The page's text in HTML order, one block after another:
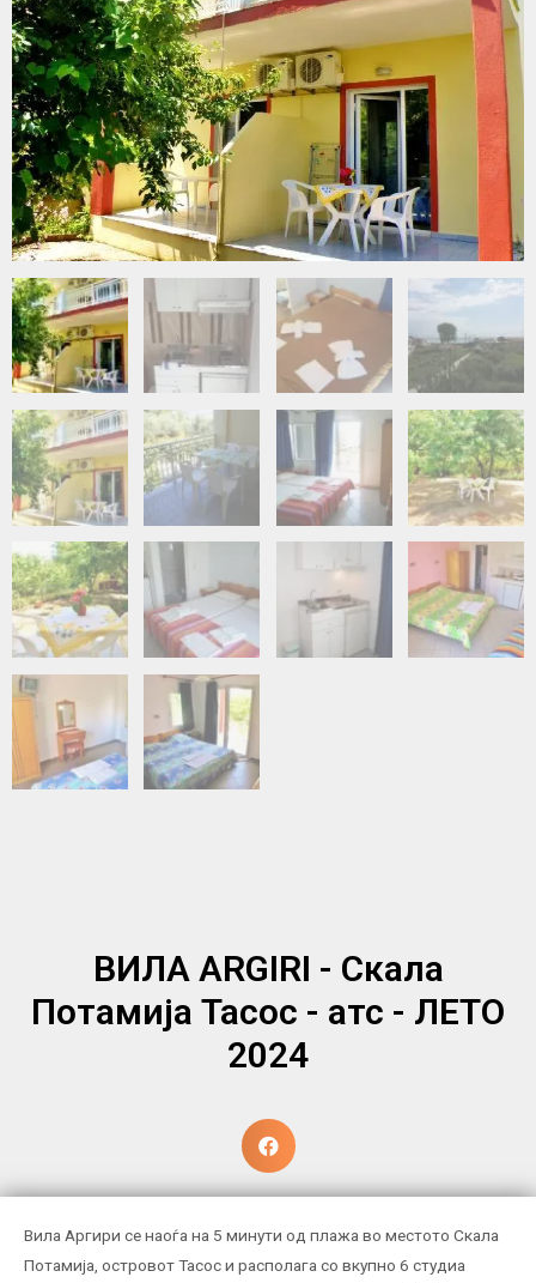
ВИЛА ARGIRI - Скала
Потамија Тасос - атс - ЛЕТО
2024
Вила Аргири се наоѓа на 5 минути од плажа во местото Скала
Потамија, островот Тасос и располага со вкупно 6 студиа